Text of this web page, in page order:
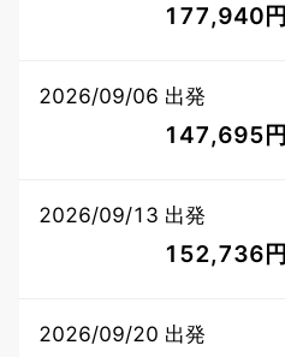
177,940円
2026/09/06 出発
147,695円
2026/09/13 出発
152,736円
2026/09/20 出発